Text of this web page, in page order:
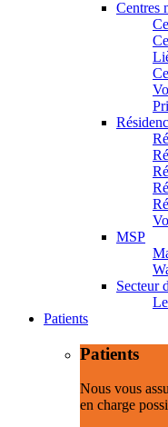
Centres
MSP
Secteur
Patients
Patients
Nous vous
en charge